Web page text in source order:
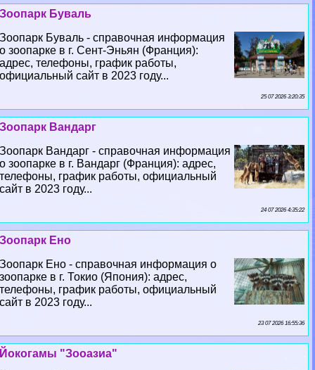
Зоопарк Буваль
Зоопарк Буваль - справочная информация
о зоопарке в г. Сент-Эньян (Франция):
адрес, телефоны, график работы,
официальный сайт в 2023 году...
25 07 2026 3:20:35
Зоопарк Вандарг
Зоопарк Вандарг - справочная информация
о зоопарке в г. Вандарг (Франция): адрес,
телефоны, график работы, официальный
сайт в 2023 году...
24 07 2026 4:35:22
Зоопарк Ено
Зоопарк Ено - справочная информация о
зоопарке в г. Токио (Япония): адрес,
телефоны, график работы, официальный
сайт в 2023 году...
23 07 2026 16:55:36
Йокогамы "Зооазиа"